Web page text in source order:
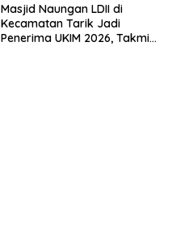
Masjid Naungan LDII di
Kecamatan Tarik Jadi
Penerima UKIM 2026, Takmir